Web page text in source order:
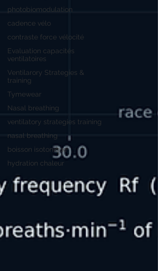
photobiomodulation
cadence vélo
contraste force vélocité
Evaluation capacités
ventilatoires
Ventilarory Strategies &
training
Tymewear
Nasal breathing
ventilatory strategies training
nasal breathing
boisson isotonique
hydration chaleur